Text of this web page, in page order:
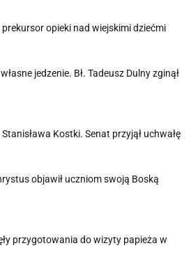
opieki nad wiejskimi dziećmi
jedzenie. Bł. Tadeusz Dulny zginął
Kostki. Senat przyjął uchwałę
objawił uczniom swoją Boską
przygotowania do wizyty papieża w